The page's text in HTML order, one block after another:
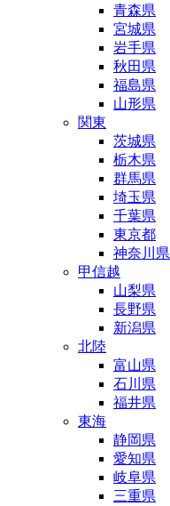
青森県
宮城県
岩手県
秋田県
福島県
山形県
関東
茨城県
栃木県
群馬県
埼玉県
千葉県
東京都
神奈川県
甲信越
山梨県
長野県
新潟県
北陸
富山県
石川県
福井県
東海
静岡県
愛知県
岐阜県
三重県